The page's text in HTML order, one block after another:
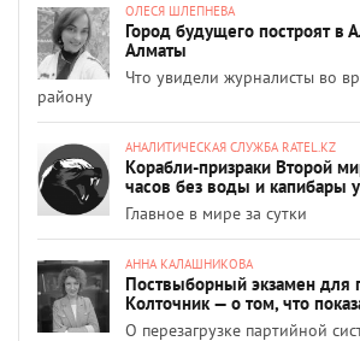
ОЛЕСЯ ШЛЕПНЕВА
Город будущего построят в
Алматы
Что увидели журналисты во
району
АНАЛИТИЧЕСКАЯ СЛУЖБА RATEL.KZ
Корабли-призраки Второй
часов без воды и капибары у
Главное в мире за сутки
АННА КАЛАШНИКОВА
Поствыборный экзамен для
Колточник — о том, что
О перезагрузке партийной